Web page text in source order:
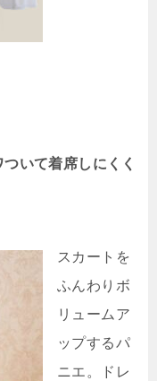
いて着席しにくく
スカートを
ふんわりボ
リュームア
ップするパ
ニエ。ドレ